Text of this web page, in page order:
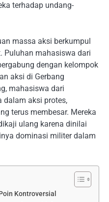
terhadap undang-
massa aksi berkumpul
Puluhan mahasiswa dari
dengan kelompok
aksi di Gerbang
mahasiswa dari
dalam aksi protes,
terus membesar. Mereka
ulang karena dinilai
dominasi militer dalam
Kontroversial